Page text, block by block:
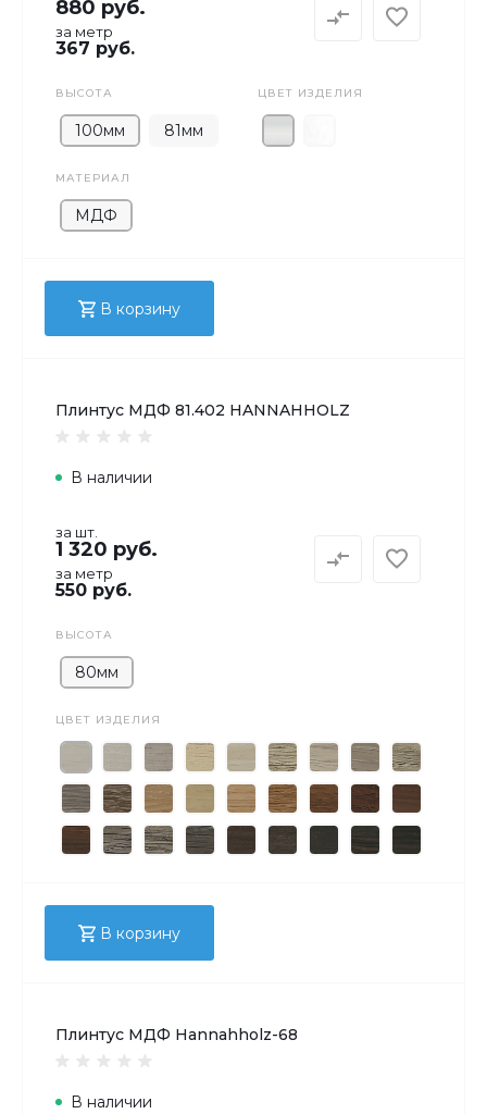
880 руб.
за метр
367 руб.
ВЫСОТА
100мм 81мм
ЦВЕТ ИЗДЕЛИЯ
МАТЕРИАЛ
МДФ
В корзину
Плинтус МДФ 81.402 HANNAHHOLZ
В наличии
за шт.
1 320 руб.
за метр
550 руб.
ВЫСОТА
80мм
ЦВЕТ ИЗДЕЛИЯ
В корзину
Плинтус МДФ Hannahholz-68
В наличии